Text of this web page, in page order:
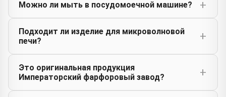
Можно ли мыть в посудомоечной машине?
Подходит ли изделие для микроволновой
печи?
Это оригинальная продукция
Императорский фарфоровый завод?